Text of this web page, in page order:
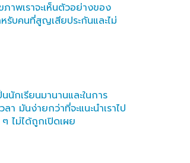
ภาพเราจะเห็นตัวอย่างของ
บคนที่สูญเสียประกันและไม่
นักเรียนมานานและในการ
มันง่ายกว่าที่จะแนะนำเราไป
ไม่ได้ถูกเปิดเผย